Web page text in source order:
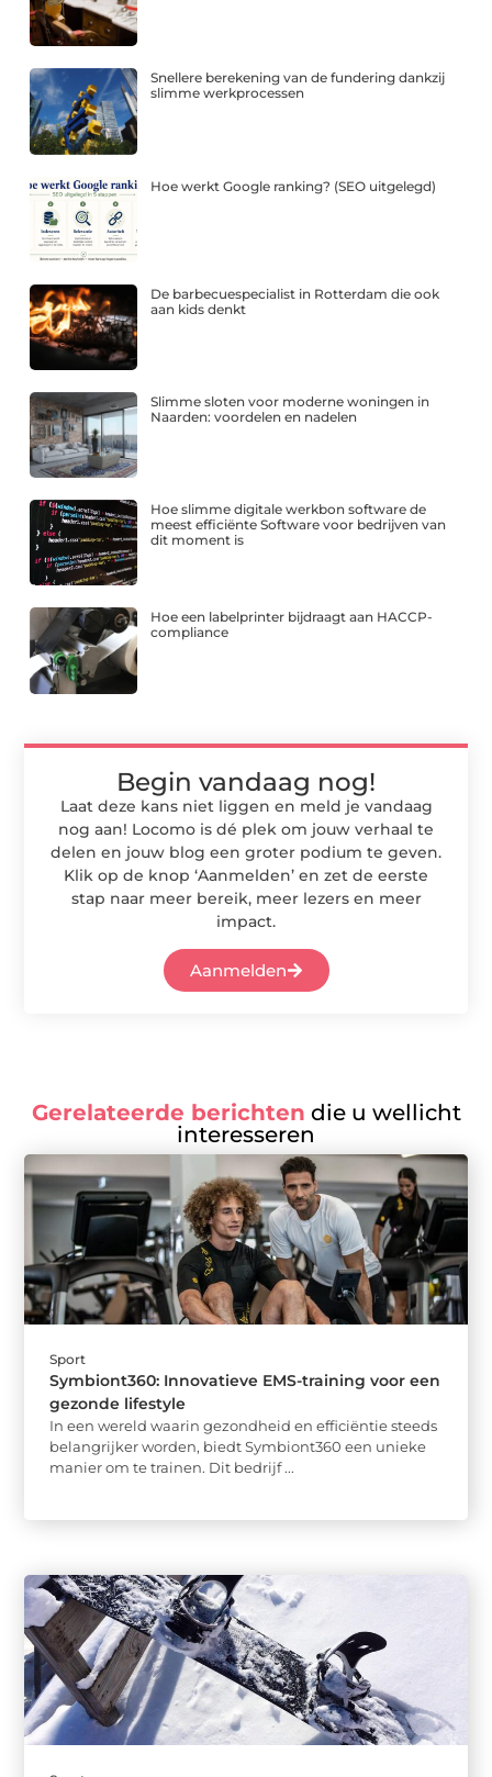
Snellere berekening van de fundering dankzij
slimme werkprocessen
Hoe werkt Google ranking? (SEO uitgelegd)
De barbecuespecialist in Rotterdam die ook
aan kids denkt
Slimme sloten voor moderne woningen in
Naarden: voordelen en nadelen
Hoe slimme digitale werkbon software de
meest efficiënte Software voor bedrijven van
dit moment is
Hoe een labelprinter bijdraagt aan HACCP-
compliance
Begin vandaag nog!
Laat deze kans niet liggen en meld je vandaag
nog aan! Locomo is dé plek om jouw verhaal te
delen en jouw blog een groter podium te geven.
Klik op de knop ‘Aanmelden’ en zet de eerste
stap naar meer bereik, meer lezers en meer
impact.
Aanmelden
Gerelateerde berichten die u wellicht
interesseren
Sport
Symbiont360: Innovatieve EMS-training voor een
gezonde lifestyle
In een wereld waarin gezondheid en efficiëntie steeds
belangrijker worden, biedt Symbiont360 een unieke
manier om te trainen. Dit bedrijf ...